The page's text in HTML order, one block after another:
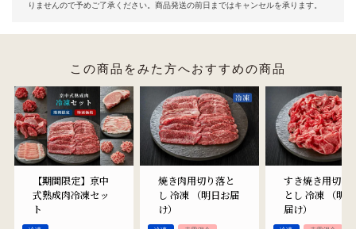
りませんので予めご了承ください。商品発送の前日まではキャンセルを承ります。
この商品をみた方へおすすめの商品
【期間限定】京中
式熟成肉冷凍セッ
ト
焼き肉用切り落と
し 冷凍 （明日お届
け）
すき焼き用切り
とし 冷凍 （明
届け）